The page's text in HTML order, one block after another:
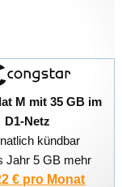
M mit 35 GB im
D1-Netz
kündbar
Jahr 5 GB mehr
€ pro Monat